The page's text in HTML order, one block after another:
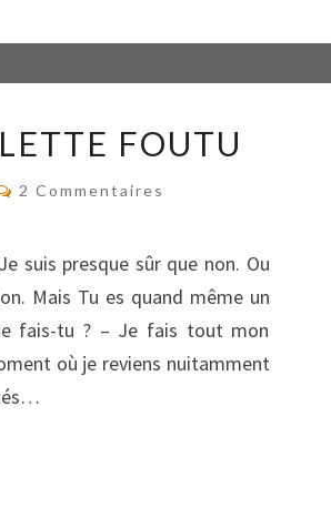
FOUTU
Commentaires
2 Commentaires
suis presque sûr que non. Ou
Mais Tu es quand même un
fais-tu ? – Je fais tout mon
où je reviens nuitamment